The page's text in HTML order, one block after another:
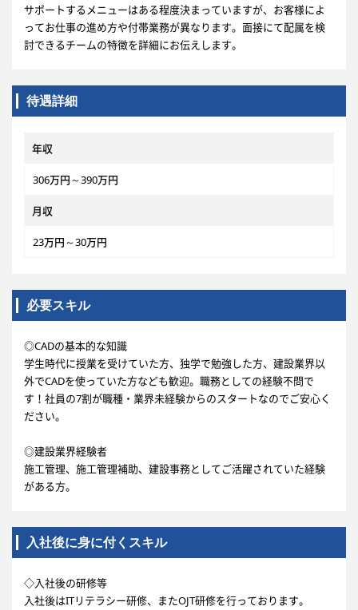
サポートするメニューはある程度決まっていますが、お客様によ
ってお仕事の進め方や付帯業務が異なります。面接にて配属を検
討できるチームの特徴を詳細にお伝えします。
待遇詳細
年収
306万円～390万円
月収
23万円～30万円
必要スキル
◎CADの基本的な知識
学生時代に授業を受けていた方、独学で勉強した方、建設業界以
外でCADを使っていた方なども歓迎。職務としての経験不問で
す！社員の7割が職種・業界未経験からのスタートなのでご安心く
ださい。
◎建設業界経験者
施工管理、施工管理補助、建設事務としてご活躍されていた経験
がある方。
入社後に身に付くスキル
◇入社後の研修等
入社後はITリテラシー研修、またOJT研修を行っております。